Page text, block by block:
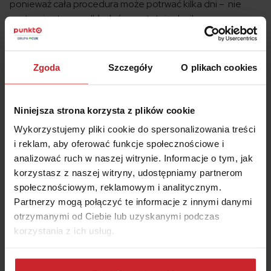
Zgoda Szczegóły O plikach cookies
Niniejsza strona korzysta z plików cookie
Wykorzystujemy pliki cookie do spersonalizowania treści
i reklam, aby oferować funkcje społecznościowe i
analizować ruch w naszej witrynie. Informacje o tym, jak
korzystasz z naszej witryny, udostępniamy partnerom
społecznościowym, reklamowym i analitycznym.
Partnerzy mogą połączyć te informacje z innymi danymi
otrzymanymi od Ciebie lub uzyskanymi podczas
korzystania z ich usług.
Dowiedz się więcej na temat tego, kim jesteśmy, jak
ponieważ cała procedura może potrwać kilka dni – nie
warto więc tego odkładać na ostatnią chwilę.
Co do zasady ograniczenia mogą dotyczyć także
ubezpieczenia w OWU. Wiele towarzystw zapewnia
ochronę w Rosji, ale zastrzega, że nie zwróci pieniędzy np.
pomocy w ramach assistance.
Jeśli nie posiadasz takiej polisy, możesz wykupić tzw.
krótkoterminowe ubezpieczenie assistance – sprawdź
jednak koniecznie czy Towarzystwo jest w stanie zapewnić
taką ochronę na terytorium Rosji.
Wyjazd na Mundial 2018 – koszty
Wyjazd na Mistrzostwa Świata, to jak się łatwo domyślić,